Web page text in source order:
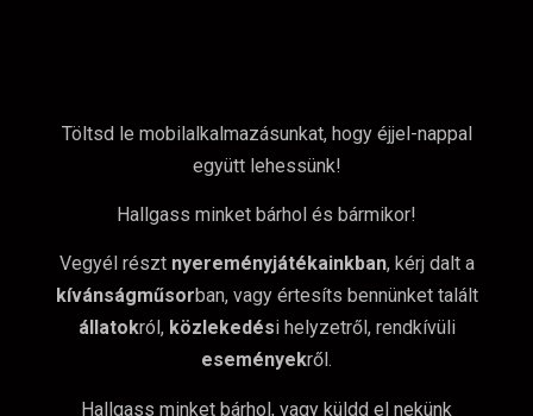
Töltsd le mobilalkalmazásunkat, hogy éjjel-nappal
együtt lehessünk!
Hallgass minket bárhol és bármikor!
Vegyél részt nyereményjátékainkban, kérj dalt a
kívánságműsorban, vagy értesíts bennünket talált
állatokról, közlekedési helyzetről, rendkívüli
eseményekről.
Hallgass minket bárhol, vagy küldd el nekünk